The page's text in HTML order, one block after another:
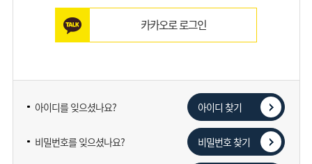
카카오로 로그인
아이디를 잊으셨나요? 아이디 찾기
비밀번호를 잊으셨나요? 비밀번호 찾기